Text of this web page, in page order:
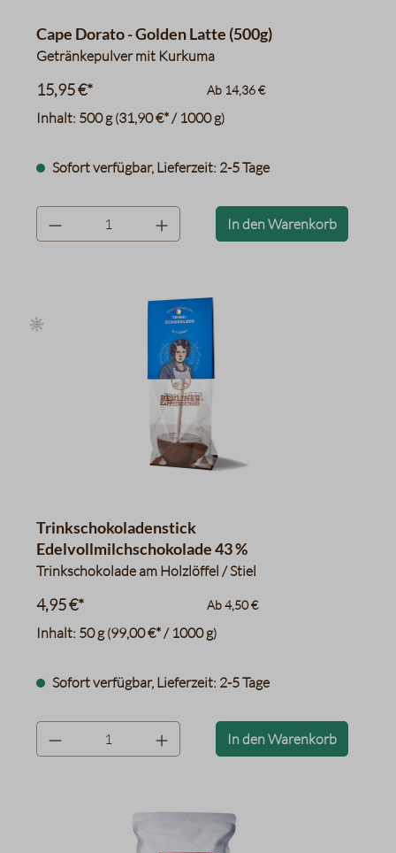
Cape Dorato - Golden Latte (500g)
Getränkepulver mit Kurkuma
Inhalt: 500 g(31,90 €* / 1000 g)
15,95 €* Ab 14,36 €
Sofort verfügbar, Lieferzeit: 2-5 Tage
product.quantityLabel In den Warenkorb
Trinkschokoladenstick
Edelvollmilchschokolade 43 %
Trinkschokolade am Holzlöffel / Stiel
Inhalt: 50 g(99,00 €* / 1000 g)
4,95 €* Ab4,50 €
Sofort verfügbar, Lieferzeit: 2-5 Tage
product.quantityLabel In den Warenkorb